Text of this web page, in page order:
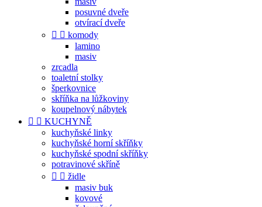
posuvné dveře
otvírací dveře
  komody
lamino
masiv
zrcadla
toaletní stolky
šperkovnice
skříňka na lůžkoviny
koupelnový nábytek
  KUCHYNĚ
kuchyňské linky
kuchyňské horní skříňky
kuchyňské spodní skříňky
potravinové skříně
  židle
masiv buk
kovové